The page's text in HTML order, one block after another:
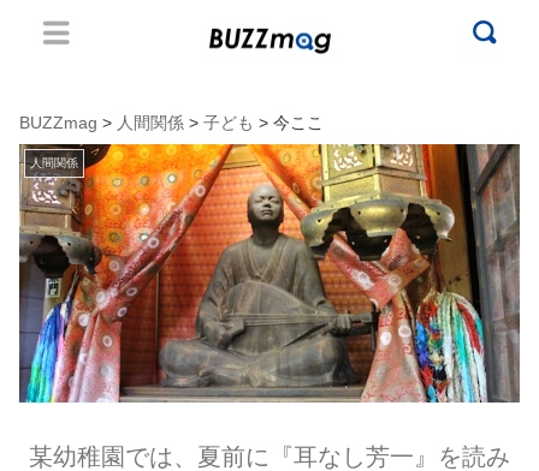
BUZZmag > 人間関係 > 子ども > 今ここ
人間関係
某幼稚園では、夏前に『耳なし芳一』を読み